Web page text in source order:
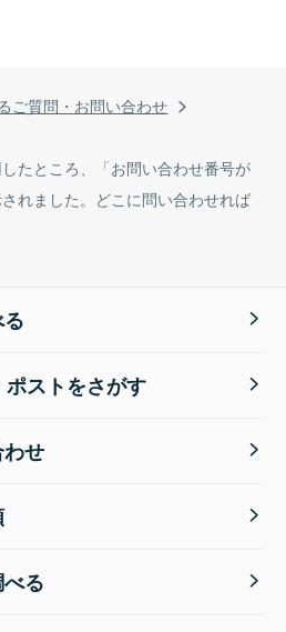
ご質問・お問い合わせ
たところ、「お問い合わせ番号が
れました。どこに問い合わせれば
ストをさがす
せ
る